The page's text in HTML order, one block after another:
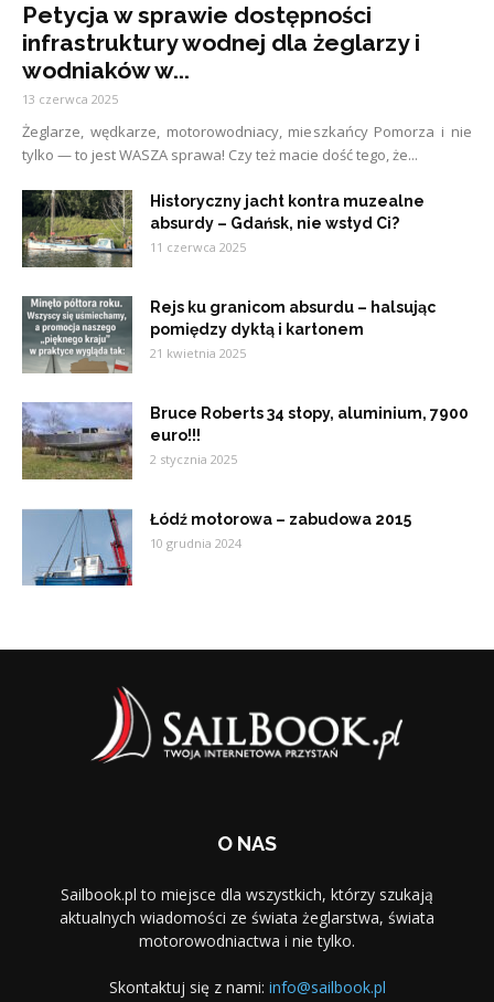
Petycja w sprawie dostępności
infrastruktury wodnej dla żeglarzy i
wodniaków w...
13 czerwca 2025
Żeglarze, wędkarze, motorowodniacy, mieszkańcy Pomorza i nie
tylko — to jest WASZA sprawa! Czy też macie dość tego, że...
Historyczny jacht kontra muzealne
absurdy – Gdańsk, nie wstyd Ci?
11 czerwca 2025
Rejs ku granicom absurdu – halsując
pomiędzy dyktą i kartonem
21 kwietnia 2025
Bruce Roberts 34 stopy, aluminium, 7900
euro!!!
2 stycznia 2025
Łódź motorowa – zabudowa 2015
10 grudnia 2024
O NAS
Sailbook.pl to miejsce dla wszystkich, którzy szukają
aktualnych wiadomości ze świata żeglarstwa, świata
motorowodniactwa i nie tylko.
Skontaktuj się z nami: info@sailbook.pl